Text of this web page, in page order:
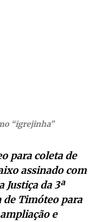
“igrejinha”
para coleta de
assinado com
da 3ª
de Timóteo para
e